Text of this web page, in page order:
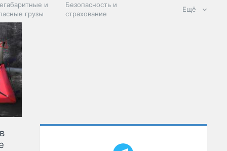
и
грузы
Безопасность и
страхование
и
Ещё